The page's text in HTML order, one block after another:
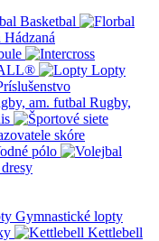
Basketbal
Hádzaná
Lopty
Rugby,
pólo
Gymnastické lopty
Kettlebell